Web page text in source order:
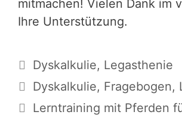
mitmachen! Vielen Dank im
Ihre Unterstützung.
Kategorien
Dyskalkulie, Legasthenie
Schlagwörter
Dyskalkulie, Fragebogen,
Lerntraining mit Pferden